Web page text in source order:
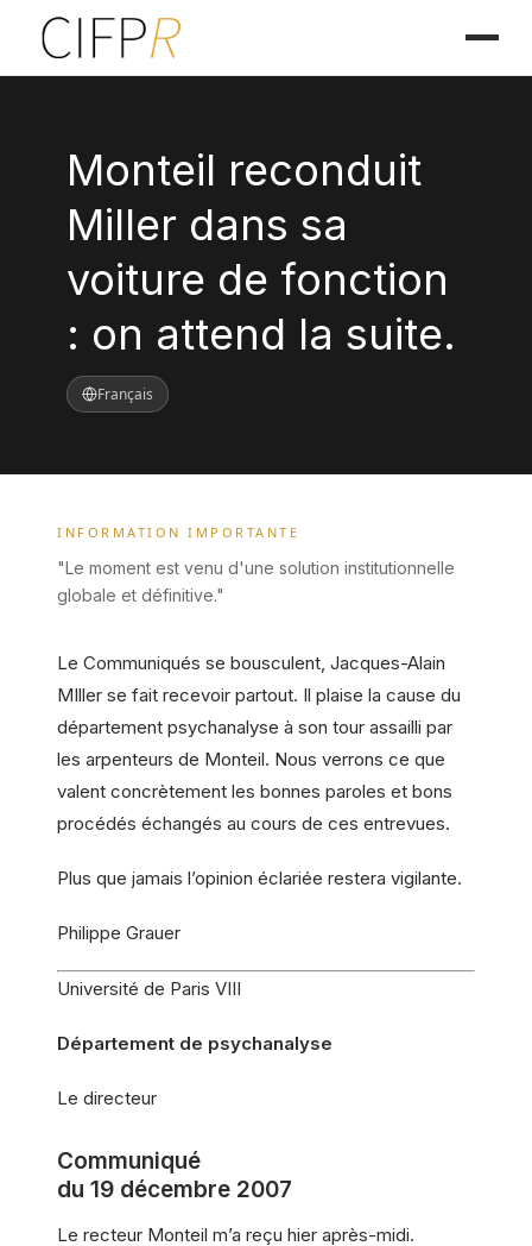
Monteil reconduit
Miller dans sa
voiture de fonction
: on attend la suite.
Français
INFORMATION IMPORTANTE
"Le moment est venu d'une solution institutionnelle
globale et définitive."
Le Communiqués se bousculent, Jacques-Alain
MIller se fait recevoir partout. Il plaise la cause du
département psychanalyse à son tour assailli par
les arpenteurs de Monteil. Nous verrons ce que
valent concrètement les bonnes paroles et bons
procédés échangés au cours de ces entrevues.
Plus que jamais l’opinion éclariée restera vigilante.
Philippe Grauer
Université de Paris VIII
Département de psychanalyse
Le directeur
Communiqué
du 19 décembre 2007
Le recteur Monteil m’a reçu hier après-midi.